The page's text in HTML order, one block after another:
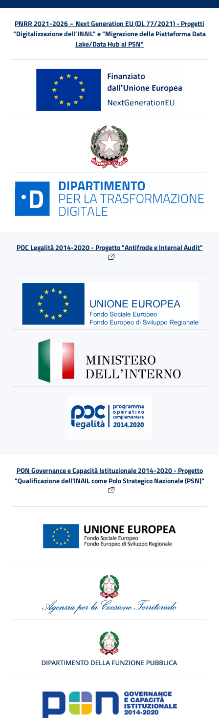
PNRR 2021-2026 – Next Generation EU (DL 77/2021) - Progetti
"Digitalizzazione dell’INAIL" e "Migrazione della Piattaforma Data
Lake/Data Hub al PSN"
POC Legalità 2014-2020 - Progetto "Antifrode e Internal Audit"
PON Governance e Capacità Istituzionale 2014-2020 - Progetto
"Qualificazione dell'INAIL come Polo Strategico Nazionale (PSN)"